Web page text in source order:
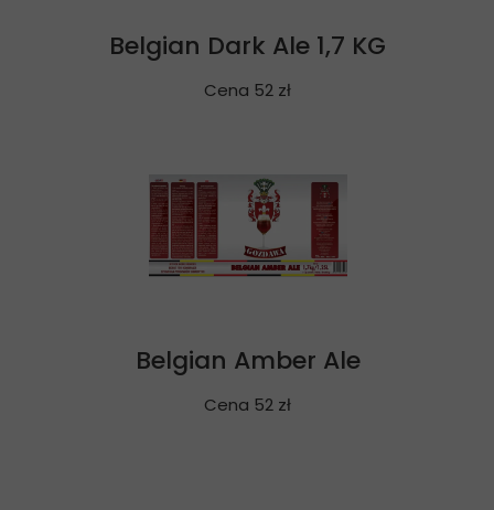
Belgian Dark Ale 1,7 KG
Cena 52 zł
Belgian Amber Ale
Cena 52 zł